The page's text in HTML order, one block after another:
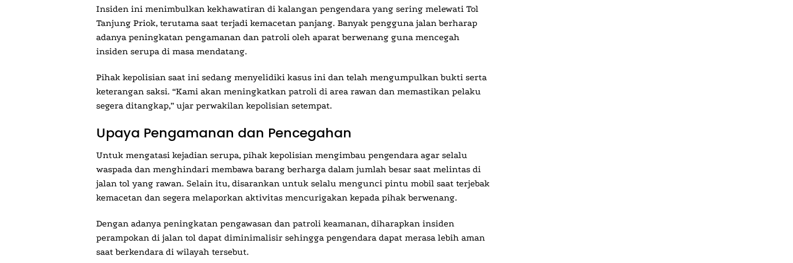
Insiden ini menimbulkan kekhawatiran di kalangan pengendara yang sering melewati Tol
Tanjung Priok, terutama saat terjadi kemacetan panjang. Banyak pengguna jalan berharap
adanya peningkatan pengamanan dan patroli oleh aparat berwenang guna mencegah
insiden serupa di masa mendatang.
Pihak kepolisian saat ini sedang menyelidiki kasus ini dan telah mengumpulkan bukti serta
keterangan saksi. “Kami akan meningkatkan patroli di area rawan dan memastikan pelaku
segera ditangkap,” ujar perwakilan kepolisian setempat.
Upaya Pengamanan dan Pencegahan
Untuk mengatasi kejadian serupa, pihak kepolisian mengimbau pengendara agar selalu
waspada dan menghindari membawa barang berharga dalam jumlah besar saat melintas di
jalan tol yang rawan. Selain itu, disarankan untuk selalu mengunci pintu mobil saat terjebak
kemacetan dan segera melaporkan aktivitas mencurigakan kepada pihak berwenang.
Dengan adanya peningkatan pengawasan dan patroli keamanan, diharapkan insiden
perampokan di jalan tol dapat diminimalisir sehingga pengendara dapat merasa lebih aman
saat berkendara di wilayah tersebut.